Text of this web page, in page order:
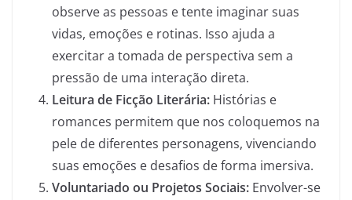
observe as pessoas e tente imaginar suas
vidas, emoções e rotinas. Isso ajuda a
exercitar a tomada de perspectiva sem a
pressão de uma interação direta.
Leitura de Ficção Literária: Histórias e
romances permitem que nos coloquemos na
pele de diferentes personagens, vivenciando
suas emoções e desafios de forma imersiva.
Voluntariado ou Projetos Sociais: Envolver-se